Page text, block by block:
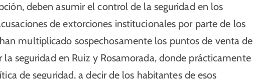
deben asumir el control de la seguridad en los
de extorciones institucionales por parte de los
multiplicado sospechosamente los puntos de venta de
seguridad en Ruiz y Rosamorada, donde prácticamente
de seguridad, a decir de los habitantes de esos